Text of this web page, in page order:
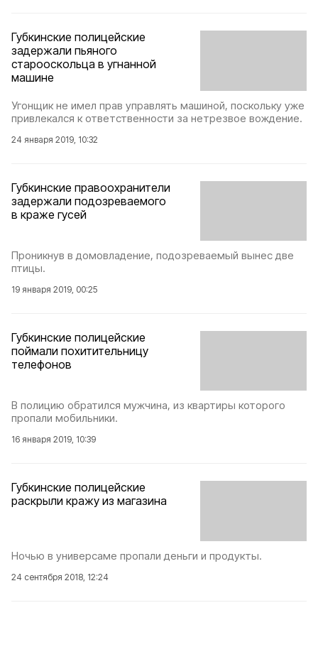
Губкинские полицейские
задержали пьяного
старооскольца в угнанной
машине
Угонщик не имел прав управлять машиной, поскольку уже
привлекался к ответственности за нетрезвое вождение.
24 января 2019, 10:32
Губкинские правоохранители
задержали подозреваемого
в краже гусей
Проникнув в домовладение, подозреваемый вынес две
птицы.
19 января 2019, 00:25
Губкинские полицейские
поймали похитительницу
телефонов
В полицию обратился мужчина, из квартиры которого
пропали мобильники.
16 января 2019, 10:39
Губкинские полицейские
раскрыли кражу из магазина
Ночью в универсаме пропали деньги и продукты.
24 сентября 2018, 12:24